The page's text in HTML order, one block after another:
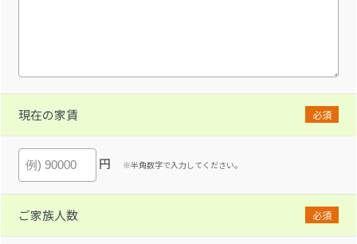
現在の家賃 必須
円 ※半角数字で入力してください。
ご家族人数 必須